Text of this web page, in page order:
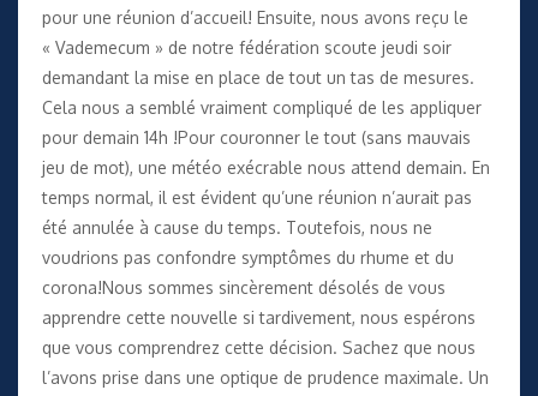
pour une réunion d’accueil! Ensuite, nous avons reçu le
« Vademecum » de notre fédération scoute jeudi soir
demandant la mise en place de tout un tas de mesures.
Cela nous a semblé vraiment compliqué de les appliquer
pour demain 14h !Pour couronner le tout (sans mauvais
jeu de mot), une météo exécrable nous attend demain. En
temps normal, il est évident qu’une réunion n’aurait pas
été annulée à cause du temps. Toutefois, nous ne
voudrions pas confondre symptômes du rhume et du
corona!Nous sommes sincèrement désolés de vous
apprendre cette nouvelle si tardivement, nous espérons
que vous comprendrez cette décision. Sachez que nous
l’avons prise dans une optique de prudence maximale. Un